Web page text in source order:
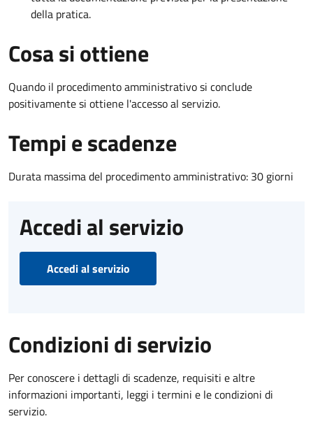
della pratica.
Cosa si ottiene
Quando il procedimento amministrativo si conclude
positivamente si ottiene l'accesso al servizio.
Tempi e scadenze
Durata massima del procedimento amministrativo: 30 giorni
Accedi al servizio
Accedi al servizio
Condizioni di servizio
Per conoscere i dettagli di scadenze, requisiti e altre
informazioni importanti, leggi i termini e le condizioni di
servizio.